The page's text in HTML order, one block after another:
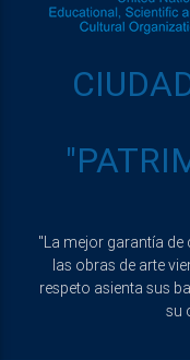
"La mejor garantía
las obras de arte
respeto asienta sus
su